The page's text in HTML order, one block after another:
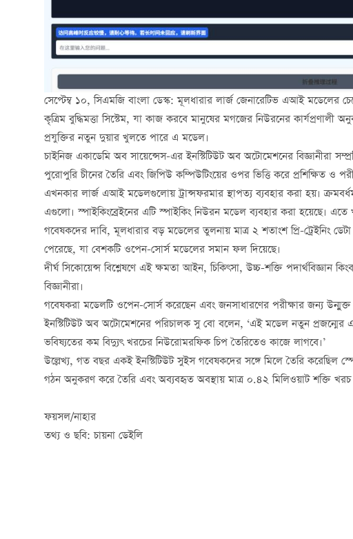
সেপ্টেম্ব ১০, সিএমজি বাংলা ডেস্ক: মূলধারার লার্জ জেনারেটিভ এআই মডেলের
কৃত্রিম বুদ্ধিমত্তা সিস্টেম, যা কাজ করবে মানুষের মগজের নিউরনের কার্যপ্রণালী
প্রযুক্তির নতুন দুয়ার খুলতে পারে এ মডেল।
চাইনিজ একাডেমি অব সায়েন্সেস-এর ইনস্টিটিউট অব অটোমেশনের বিজ্ঞানীরা
পুরোপুরি চীনের তৈরি এবং জিপিউ কম্পিউটিংয়ের ওপর ভিত্তি করে প্রশিক্ষিত ও
এখনকার লার্জ এআই মডেলগুলোয় ট্রান্সফরমার স্থাপত্য ব্যবহার করা হয়।
এগুলো। স্পাইকিংব্রেইনের এটি স্পাইকিং নিউরন মডেল ব্যবহার করা হয়েছে। এতে
গবেষকদের দাবি, মূলধারার বড় মডেলের তুলনায় মাত্র ২ শতাংশ প্রি-ট্রেইনিং
পেরেছে, যা বেশকটি ওপেন-সোর্স মডেলের সমান ফল দিয়েছে।
দীর্ঘ সিকোয়েন্স বিশ্লেষণে এই ক্ষমতা আইন, চিকিৎসা, উচ্চ-শক্তি পদার্থবিজ্ঞান
বিজ্ঞানীরা।
গবেষকরা মডেলটি ওপেন-সোর্স করেছেন এবং জনসাধারণের পরীক্ষার জন্য উন্মুক্ত
ইনস্টিটিউট অব অটোমেশনের পরিচালক সু বো বলেন, ‘এই মডেল নতুন
ভবিষ্যতের কম বিদ্যুৎ খরচের নিউরোমরফিক চিপ তৈরিতেও কাজে লাগবে।’
উল্লেখ্য, গত বছর একই ইনস্টিটিউট সুইস গবেষকদের সঙ্গে মিলে তৈরি করেছিল
গঠন অনুকরণ করে তৈরি এবং অব্যবহৃত অবস্থায় মাত্র ০.৪২ মিলিওয়াট শক্তি খরচ
ফয়সল/নাহার
তথ্য ও ছবি: চায়না ডেইলি